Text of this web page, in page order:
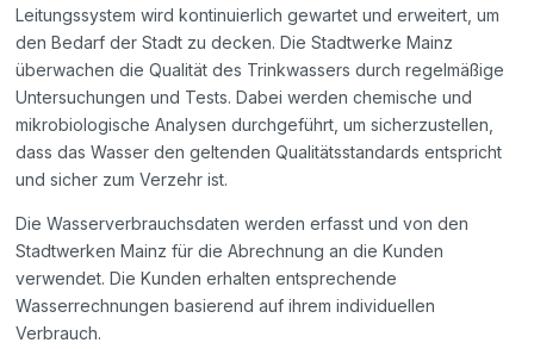
Leitungssystem wird kontinuierlich gewartet und erweitert, um
den Bedarf der Stadt zu decken. Die Stadtwerke Mainz
überwachen die Qualität des Trinkwassers durch regelmäßige
Untersuchungen und Tests. Dabei werden chemische und
mikrobiologische Analysen durchgeführt, um sicherzustellen,
dass das Wasser den geltenden Qualitätsstandards entspricht
und sicher zum Verzehr ist.
Die Wasserverbrauchsdaten werden erfasst und von den
Stadtwerken Mainz für die Abrechnung an die Kunden
verwendet. Die Kunden erhalten entsprechende
Wasserrechnungen basierend auf ihrem individuellen
Verbrauch.